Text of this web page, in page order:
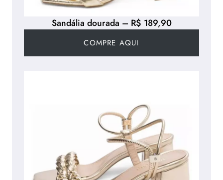
Sandália dourada – R$ 189,90
COMPRE AQUI